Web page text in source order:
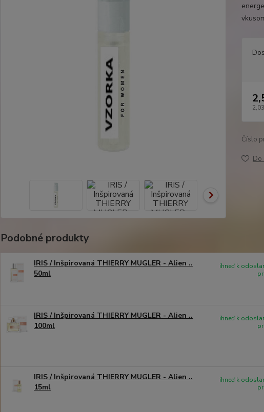
Číslo
Do
Podobné produkty
IRIS / Inšpirovaná THIERRY MUGLER - Alien ..
50ml
ihneď k
IRIS / Inšpirovaná THIERRY MUGLER - Alien ..
100ml
ihneď k
IRIS / Inšpirovaná THIERRY MUGLER - Alien ..
15ml
ihneď k